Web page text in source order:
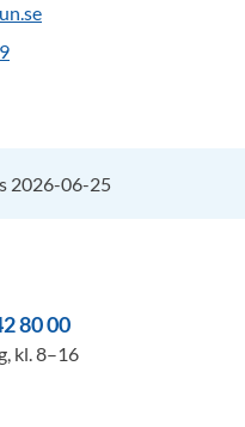
2026-06-25
80 00
kl. 8–16